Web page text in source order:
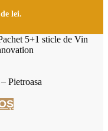
lei.
5+1 sticle de Vin
Pietroasa